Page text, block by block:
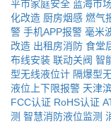
平市家庭安全 蓝海市
化改造 厨房烟感 燃气
警 手机APP报警 毫米
改造 出租房消防 食堂
布线安装 联动关阀 智
型无线液位计 隔爆型
液位上下限报警 天津
FCC认证 RoHS认证
测 智慧消防液位监测